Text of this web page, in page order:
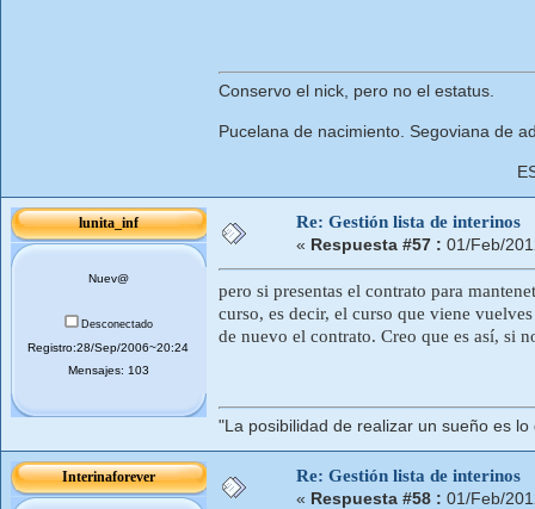
Conservo el nick, pero no el estatus.
Pucelana de nacimiento. Segoviana de
lunita_inf
Nuev@
Desconectado
Registro:28/Sep/2006~20:24
Mensajes: 103
Re: Gestión lista de interinos
« Respuesta #57 : 01/Feb/
pero si presentas el contrato para
curso, es decir, el curso que viene
de nuevo el contrato. Creo que es así, si
"La posibilidad de realizar un sueño es
Interinaforever Re: Gestión lista de interinos
« Respuesta #58 : 01/Feb/